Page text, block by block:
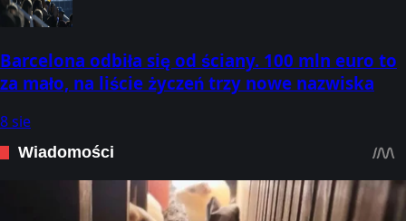
Barcelona odbiła się od ściany. 100 mln euro to
za mało, na liście życzeń trzy nowe nazwiska
8 sie